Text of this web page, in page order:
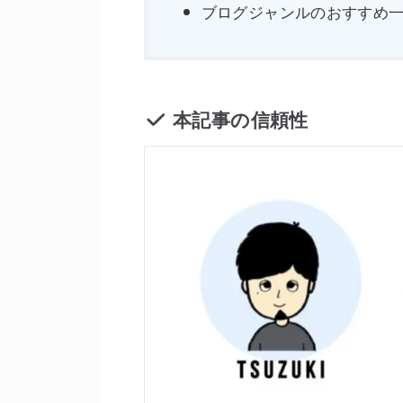
ブログジャンルのおすすめ
本記事の信頼性